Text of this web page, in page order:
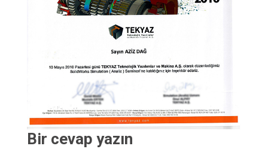
Bir cevap yazın